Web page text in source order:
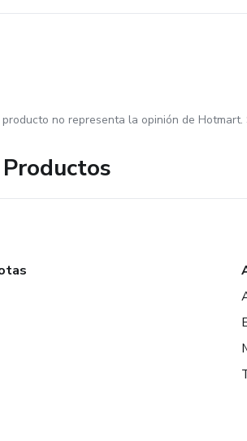
no representa la opinión de Hotmart.